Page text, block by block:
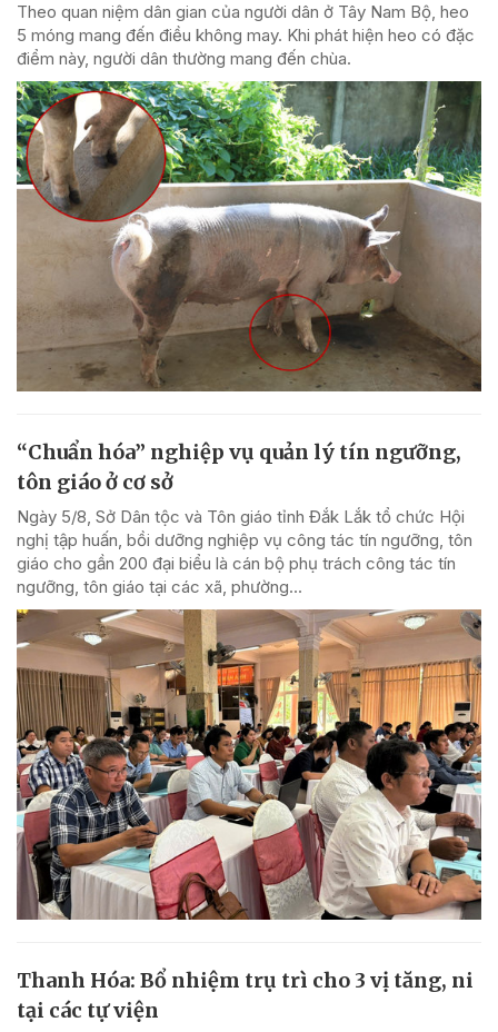
Theo quan niệm dân gian của người dân ở Tây Nam Bộ, heo
5 móng mang đến điều không may. Khi phát hiện heo có đặc
điểm này, người dân thường mang đến chùa.
“Chuẩn hóa” nghiệp vụ quản lý tín ngưỡng,
tôn giáo ở cơ sở
Ngày 5/8, Sở Dân tộc và Tôn giáo tỉnh Đắk Lắk tổ chức Hội
nghị tập huấn, bồi dưỡng nghiệp vụ công tác tín ngưỡng, tôn
giáo cho gần 200 đại biểu là cán bộ phụ trách công tác tín
ngưỡng, tôn giáo tại các xã, phường...
Thanh Hóa: Bổ nhiệm trụ trì cho 3 vị tăng, ni
tại các tự viện